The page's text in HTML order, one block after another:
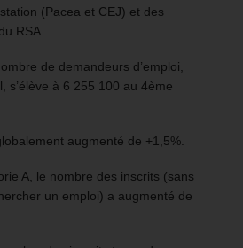
(Pacea et CEJ) et des
RSA.
de demandeurs d’emploi,
s’élève à 6 255 100 au 4ème
augmenté de +1,5%.
A, le nombre des inscrits (sans
un emploi) a augmenté de